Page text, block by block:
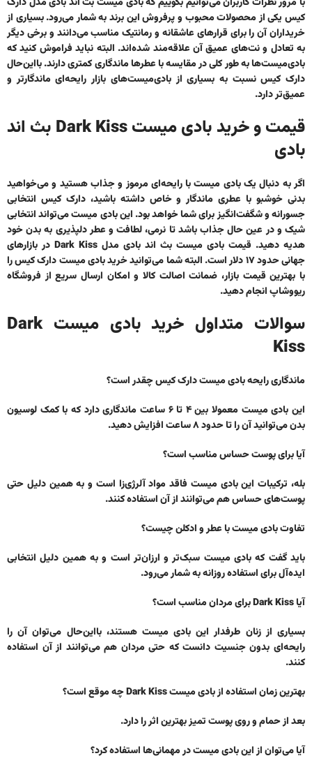
کیس یکی از محصولات محبوب و پرفروش این برند به شمار می‌رود. بسیاری از
خریداران آن را برای قرارهای عاشقانه و رمانتیک مناسب می‌دانند و برخی دیگر
به تعادل و نت‌های عمیق آن علاقه‌مند شده‌اند. البته نباید فراموش کنید که
بادی‌میست‌ها به طور کلی در مقایسه با عطرها ماندگاری کمتری دارند. بااین‌حال
دارک کیس نسبت به بسیاری از بادی‌میست‌های بازار رایحه‌ای ماندگارتر و
عمیق‌تر دارد.
قیمت و خرید بادی میست Dark Kiss بث اند
بادی
اگر به دنبال یک بادی میست با رایحه‌ای مرموز و جذاب هستید و می‌خواهید
بدنی خوشبو با عطری ماندگار و خاص داشته باشید، دارک کیس انتخابی
جسورانه و شگفت‌انگیز برای شما خواهد بود. این بادی میست می‌تواند انتخابی
شیک و در عین حال جذاب باشد تا نرمی، لطافت و عطر دلپذیری به بدن خود
هدیه دهید. قیمت بادی میست بث اند بادی مدل Dark Kiss در بازارهای
جهانی حدود ۱۷ دلار است. البته شما می‌توانید خرید بادی میست دارک کیس را
با بهترین قیمت بازار، ضمانت اصالت کالا و امکان ارسال سریع از فروشگاه
ریووشاپ انجام دهید.
سوالات متداول خرید بادی میست Dark
Kiss
ماندگاری رایحه بادی میست دارک کیس چقدر است؟
این بادی میست معمولا بین ۴ تا ۶ ساعت ماندگاری دارد که با کمک لوسیون
بدن می‌توانید آن را تا حدود ۸ ساعت افزایش دهید.
آیا برای پوست حساس مناسب است؟
بله، ترکیبات این بادی میست فاقد مواد آلرژی‌زا است و به همین دلیل حتی
پوست‌های حساس هم می‌توانند از آن استفاده کنند.
تفاوت بادی میست با عطر و ادکلن چیست؟
باید گفت که بادی میست سبک‌تر و ارزان‌تر است و به همین دلیل انتخابی
ایده‌آل برای استفاده روزانه به شمار می‌رود.
آیا Dark Kiss برای مردان مناسب است؟
بسیاری از زنان طرفدار این بادی میست هستند، بااین‌حال می‌توان آن را
رایحه‌ای بدون جنسیت دانست که حتی مردان هم می‌توانند از آن استفاده
کنند.
بهترین زمان استفاده از بادی میست Dark Kiss چه موقع است؟
بعد از حمام و روی پوست تمیز بهترین اثر را دارد.
آیا می‌توان از این بادی میست در مهمانی‌ها استفاده کرد؟